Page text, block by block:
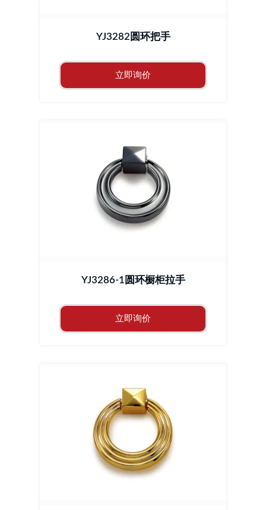
YJ3282圆环把手
立即询价
YJ3286-1圆环橱柜拉手
立即询价